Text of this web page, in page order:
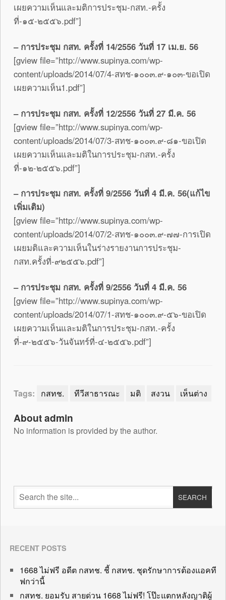
เผยความเห็นและมติการประชุม-กสท.-ครั้ง
ที่-๑๕-๒๕๕๖.pdf”]
– การประชุม กสท. ครั้งที่ 14/2556 วันที่ 17 เม.ย. 56
[gview file=”http://www.supinya.com/wp-
content/uploads/2014/07/4-สทช-๑๐๐๓.๙-๑๐๓-ขอเปิด
เผยความเห็น1.pdf”]
– การประชุม กสท. ครั้งที่ 12/2556 วันที่ 27 มี.ค. 56
[gview file=”http://www.supinya.com/wp-
content/uploads/2014/07/3-สทช-๑๐๐๓.๙-๘๑-ขอเปิด
เผยความเห็นและมติในการประชุม-กสท.-ครั้ง
ที่-๑๒-๒๕๕๖.pdf”]
– การประชุม กสท. ครั้งที่ 9/2556 วันที่ 4 มี.ค. 56(แก้ไข
เพิ่มเติม)
[gview file=”http://www.supinya.com/wp-
content/uploads/2014/07/2-สทช-๑๐๐๓.๙-๗๗-การเปิด
เผยมติและความเห็นในร่างรายงานการประชุม-
กสท.ครั้งที่-๙๒๕๕๖.pdf”]
– การประชุม กสท. ครั้งที่ 9/2556 วันที่ 4 มี.ค. 56
[gview file=”http://www.supinya.com/wp-
content/uploads/2014/07/1-สทช-๑๐๐๓.๙-๕๖-ขอเปิด
เผยความเห็นและมติในการประชุม-กสท.-ครั้ง
ที่-๙-๒๕๕๖-วันจันทร์ที่-๔-๒๕๕๖.pdf”]
Tags: กสทช. ทีวีสาธารณะ มติ สงวน เห็นต่าง
About admin
No information is provided by the author.
RECENT POSTS
1668 ไม่ฟรี อดีต กสทช. ชี้ กสทช. ชุดรักษาการต้องแอคที
ฟกว่านี้
กสทช. ยอมรับ สายด่วน 1668 ไม่ฟรี! โป๊ะแตกหลังญาติผู้